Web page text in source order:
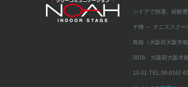
ンドアで快適、経験
チ陣 ～ テニススク
島校（大阪府大阪市都
0016 大阪府大阪市
10-21 TEL:06-6167-